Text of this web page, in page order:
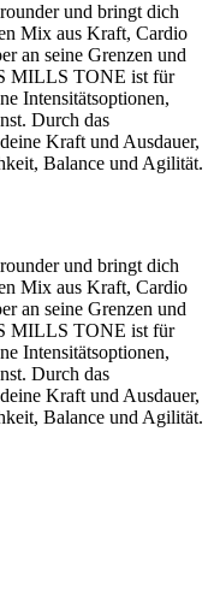
und bringt dich
Mix aus Kraft, Cardio
an seine Grenzen und
MILLS TONE ist für
Intensitätsoptionen,
Durch das
Kraft und Ausdauer,
Balance und Agilität.
und bringt dich
Mix aus Kraft, Cardio
an seine Grenzen und
MILLS TONE ist für
Intensitätsoptionen,
Durch das
Kraft und Ausdauer,
Balance und Agilität.